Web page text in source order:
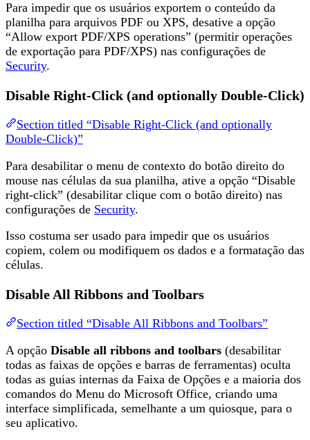
Para impedir que os usuários exportem o conteúdo da
planilha para arquivos PDF ou XPS, desative a opção
“Allow export PDF/XPS operations” (permitir operações
de exportação para PDF/XPS) nas configurações de
Security.
Disable Right-Click (and optionally Double-Click)
Section titled “Disable Right-Click (and optionally
Double-Click)”
Para desabilitar o menu de contexto do botão direito do
mouse nas células da sua planilha, ative a opção “Disable
right-click” (desabilitar clique com o botão direito) nas
configurações de Security.
Isso costuma ser usado para impedir que os usuários
copiem, colem ou modifiquem os dados e a formatação das
células.
Disable All Ribbons and Toolbars
Section titled “Disable All Ribbons and Toolbars”
A opção Disable all ribbons and toolbars (desabilitar
todas as faixas de opções e barras de ferramentas) oculta
todas as guias internas da Faixa de Opções e a maioria dos
comandos do Menu do Microsoft Office, criando uma
interface simplificada, semelhante a um quiosque, para o
seu aplicativo.